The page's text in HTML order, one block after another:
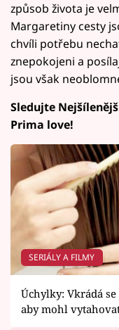
způsob života je
Margaretiny cesty
chvíli potřebu
znepokojeni a
jsou však
Sledujte
Prima love!
SERIÁLY A FILMY
Úchylky: Vkrádá
aby mohl